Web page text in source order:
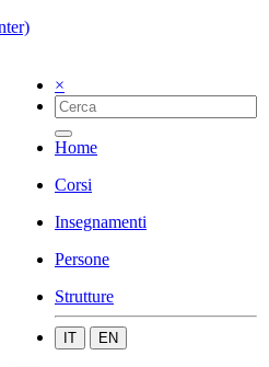
×
Home
Corsi
Insegnamenti
Persone
Strutture
IT EN